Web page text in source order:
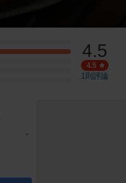
4.5
4.5
1則評論